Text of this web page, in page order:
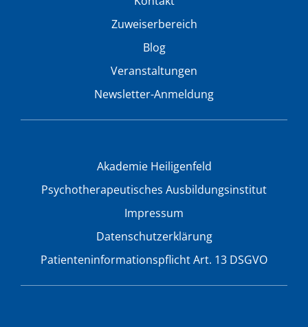
Zuweiserbereich
Blog
Veranstaltungen
Newsletter-Anmeldung
Akademie Heiligenfeld
Psychotherapeutisches Ausbildungsinstitut
Impressum
Datenschutzerklärung
Patienteninformationspflicht Art. 13 DSGVO